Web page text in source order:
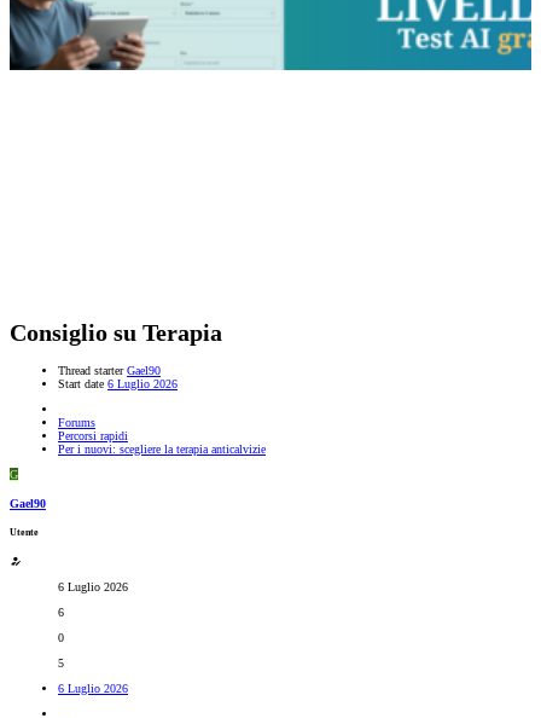
Consiglio su Terapia
Thread starter Gael90
Start date 6 Luglio 2026
Forums
Percorsi rapidi
Per i nuovi: scegliere la terapia anticalvizie
G
Gael90
Utente
6 Luglio 2026
6
0
5
6 Luglio 2026